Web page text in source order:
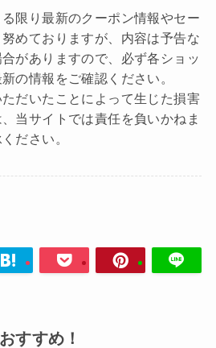
限り最新のクーポン情報やセー
めておりますが、内容は予告な
がありますので、必ず各ショッ
の情報をご確認ください。
だいたことによって生じた損害
当サイトでは責任を負いかねま
ださい。
すすめ！